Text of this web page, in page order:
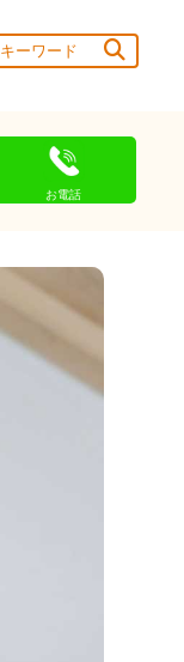
お電話